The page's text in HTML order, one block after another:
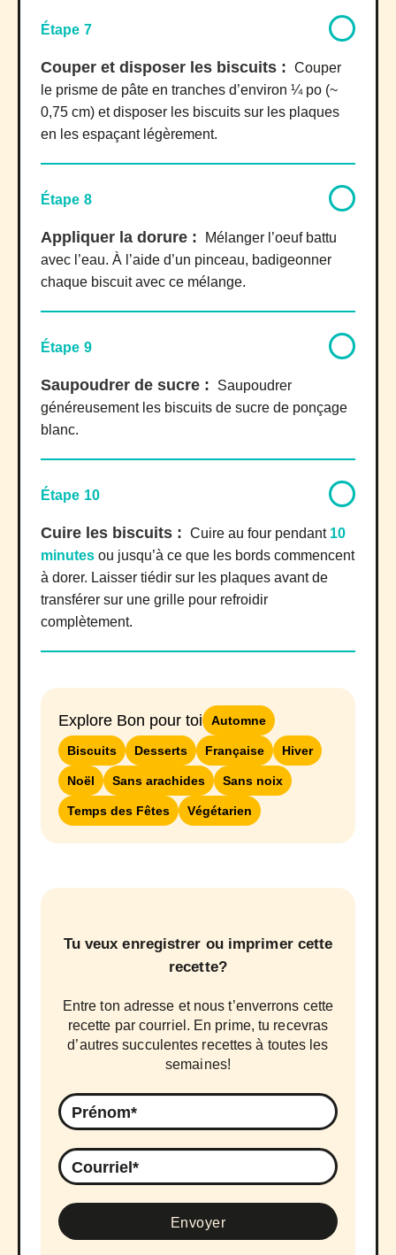
Étape 7
Couper et disposer les biscuits : Couper
le prisme de pâte en tranches d’environ ¼ po (~
0,75 cm) et disposer les biscuits sur les plaques
en les espaçant légèrement.
Étape 8
Appliquer la dorure :
Mélanger l’oeuf battu
avec l’eau. À l’aide d’un pinceau, badigeonner
chaque biscuit avec ce mélange.
Étape 9
Saupoudrer de sucre :
Saupoudrer
généreusement les biscuits de sucre de ponçage
blanc.
Étape 10
Cuire les biscuits : Cuire au four pendant 10
minutes ou jusqu’à ce que les bords commencent
à dorer. Laisser tiédir sur les plaques avant de
transférer sur une grille pour refroidir
complètement.
Explore Bon pour toi Automne
Biscuits Desserts Française Hiver
Noël Sans arachides Sans noix
Temps des Fêtes Végétarien
Tu veux enregistrer ou imprimer cette
recette?
Entre ton adresse et nous t’enverrons cette
recette par courriel. En prime, tu recevras
d’autres succulentes recettes à toutes les
semaines!